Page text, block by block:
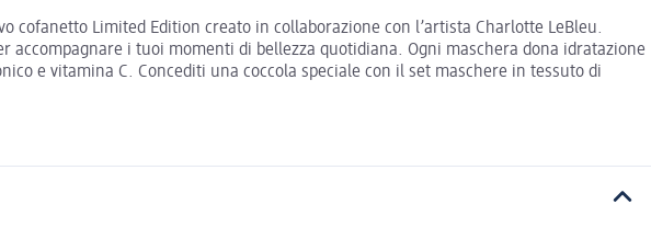
cofanetto Limited Edition creato in collaborazione con l’artista Charlotte LeBleu.
i tuoi momenti di bellezza quotidiana. Ogni maschera dona idratazione
e vitamina C. Concediti una coccola speciale con il set maschere in tessuto di